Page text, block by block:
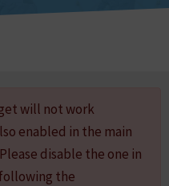
will not work
enabled in the main
disable the one in
the